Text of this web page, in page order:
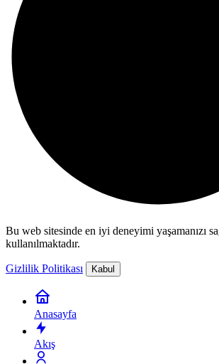
Bu web sitesinde en iyi deneyimi yaşamanızı
kullanılmaktadır.
Gizlilik Politikası Kabul
Anasayfa
Akış